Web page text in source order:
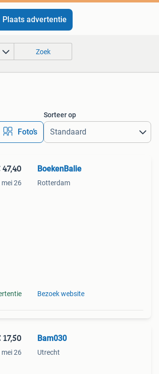
Plaats advertentie
Zoek
Foto’s
Sorteer op
mei 26
BoekenBalie
Rotterdam
Bezoek website
17,50
mei 26
Bam030
Utrecht